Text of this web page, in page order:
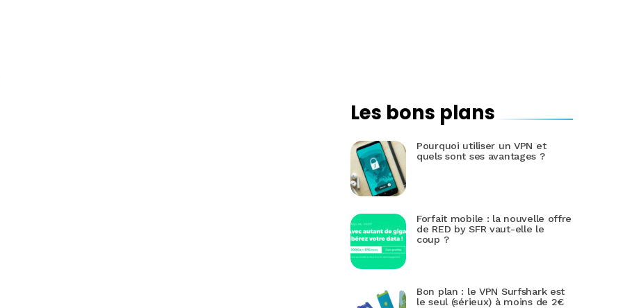
: Un
Les bons plans
Pourquoi utiliser un VPN et
quels sont ses avantages ?
Forfait mobile : la nouvelle offre
de RED by SFR vaut-elle le
coup ?
Bon plan : le VPN Surfshark est
le seul (sérieux) à moins de 2€